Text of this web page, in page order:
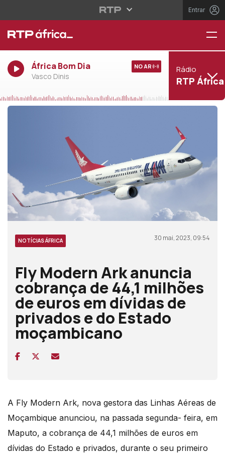
Entrar
África Bom Dia
Vasco Dinis
NO AR Rádio
RTP África
NOTÍCIAS ÁFRICA 30 mai, 2023, 09:54
Fly Modern Ark anuncia
cobrança de 44,1 milhões
de euros em dívidas de
privados e do Estado
moçambicano
A Fly Modern Ark, nova gestora das Linhas Aéreas de
Moçambique anunciou, na passada segunda- feira, em
Maputo, a cobrança de 44,1 milhões de euros em
dívidas do Estado e privados, durante o seu primeiro